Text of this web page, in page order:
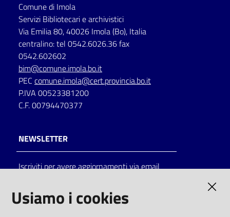
Seguici
su
Catalogo
Eventi
Comune di Imola
Servizi Bibliotecari e archivistici
Via Emilia 80, 40026 Imola (Bo), Italia
centralino: tel 0542.6026.36 fax
0542.602602
bim@comune.imola.bo.it
PEC comune.imola@cert.provincia.bo.it
P.IVA 00523381200
C.F. 00794470377
NEWSLETTER
Iscriviti per avere aggiornamenti via email
Usiamo i cookies